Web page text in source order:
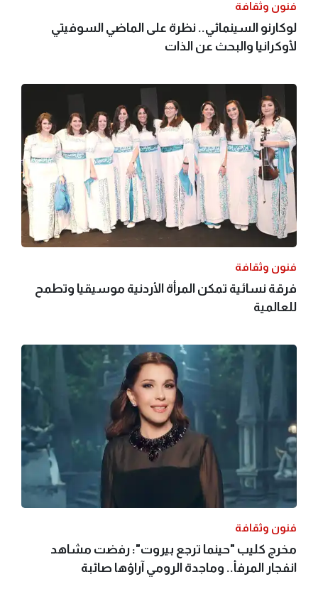
فنون وثقافة
لوكارنو السينمائي.. نظرة على الماضي السوفيتي
لأوكرانيا والبحث عن الذات
فنون وثقافة
فرقة نسائية تمكن المرأة الأردنية موسيقيا وتطمح
للعالمية
فنون وثقافة
مخرج كليب "حينما ترجع بيروت": رفضت مشاهد
انفجار المرفأ.. وماجدة الرومي آراؤها صائبة